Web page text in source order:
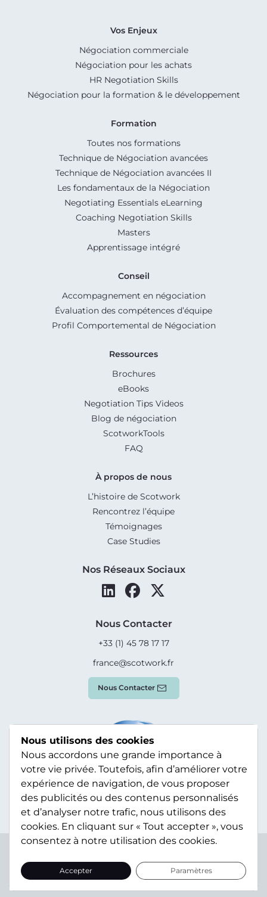
Vos Enjeux
Négociation commerciale
Négociation pour les achats
HR Negotiation Skills
Négociation pour la formation & le développement
Formation
Toutes nos formations
Technique de Négociation avancées
Technique de Négociation avancées II
Les fondamentaux de la Négociation
Negotiating Essentials eLearning
Coaching Negotiation Skills
Masters
Apprentissage intégré
Conseil
Accompagnement en négociation
Évaluation des compétences d’équipe
Profil Comportemental de Négociation
Ressources
Brochures
eBooks
Negotiation Tips Videos
Blog de négociation
ScotworkTools
FAQ
À propos de nous
L’histoire de Scotwork
Rencontrez l’équipe
Témoignages
Case Studies
Nos Réseaux Sociaux
Nous Contacter
+33 (1) 45 78 17 17
france@scotwork.fr
Nous Contacter
Statement
Sitemap
© Scotwork Limited 2026
Nous utilisons des cookies
Nous accordons une grande importance à
votre vie privée. Toutefois, afin d’améliorer votre
expérience de navigation, de vous proposer
des publicités ou des contenus personnalisés
et d’analyser notre trafic, nous utilisons des
cookies. En cliquant sur « Tout accepter », vous
consentez à notre utilisation des cookies.
Accepter Paramètres